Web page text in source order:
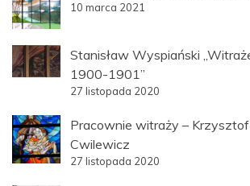
10 marca 2021
Stanisław Wyspiański
1900-1901”
27 listopada 2020
Pracownie witraży –
Cwilewicz
27 listopada 2020